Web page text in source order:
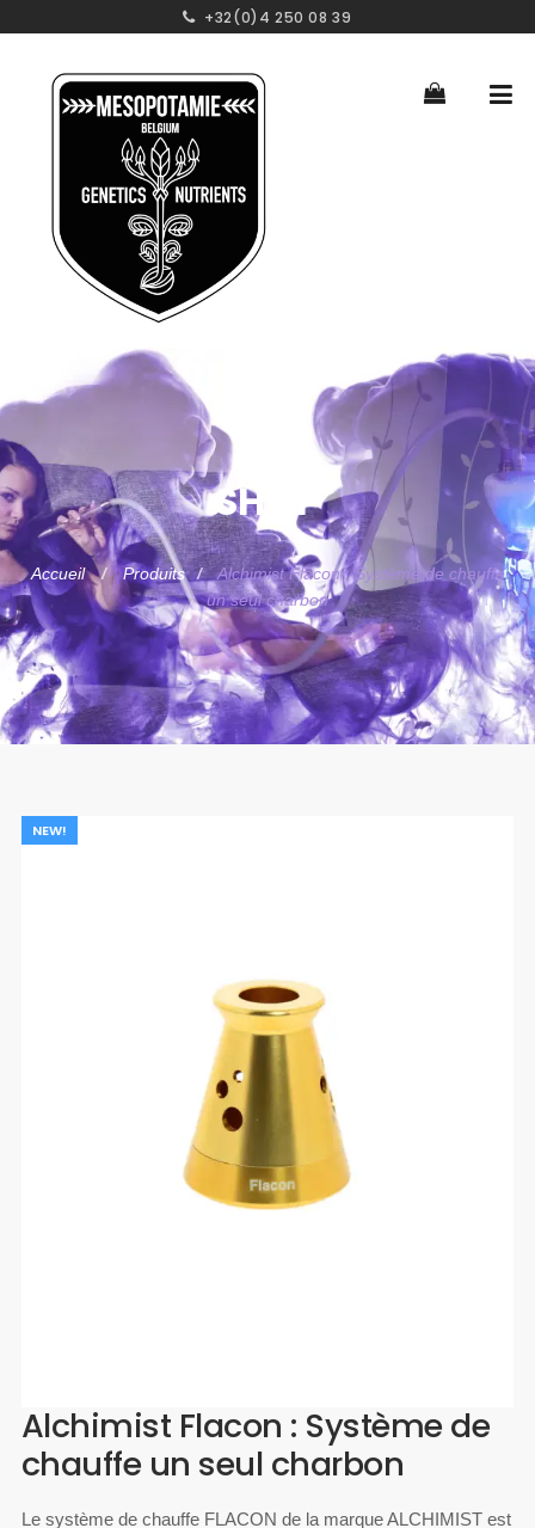
+32(0)4 250 08 39
SHOP
Accueil Produits
Alchimist Flacon : Système de chauffe
un seul charbon
NEW!
Alchimist Flacon : Système de
chauffe un seul charbon
Le système de chauffe FLACON de la marque ALCHIMIST est